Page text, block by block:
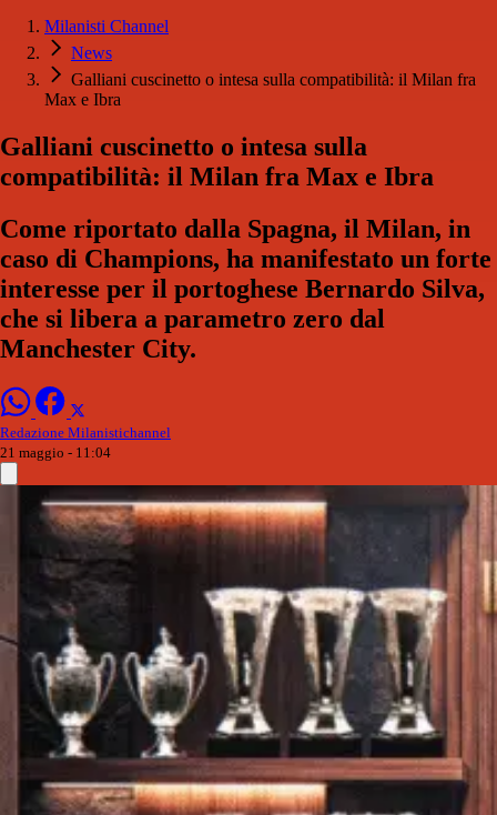
Milanisti Channel
News
Galliani cuscinetto o intesa sulla compatibilità: il Milan fra
Max e Ibra
Galliani cuscinetto o intesa sulla
compatibilità: il Milan fra Max e Ibra
Come riportato dalla Spagna, il Milan, in
caso di Champions, ha manifestato un forte
interesse per il portoghese Bernardo Silva,
che si libera a parametro zero dal
Manchester City.
Redazione Milanistichannel
21 maggio - 11:04